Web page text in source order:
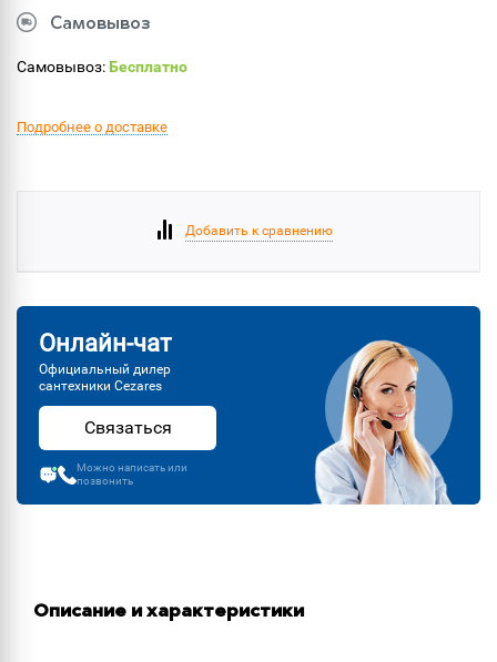
Самовывоз
Самовывоз:Бесплатно
Подробнее о доставке
Добавить к сравнению
Онлайн-чат
Официальный дилер
сантехники Cezares
Связаться
Можно написать или
позвонить
Описание и характеристики